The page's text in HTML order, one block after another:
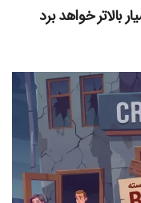
بالاتر خواهد برد